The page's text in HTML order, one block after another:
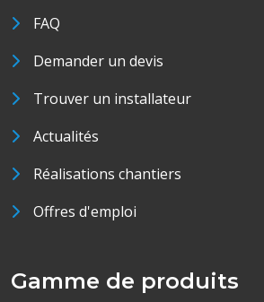
FAQ
Demander un devis
Trouver un installateur
Actualités
Réalisations chantiers
Offres d'emploi
Gamme de produits